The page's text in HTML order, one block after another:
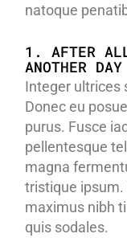
natoque
1. AFTER
ANOTHER DAY
Integer ultrices
Donec eu
purus. Fusce
pellentesque
magna
tristique ipsum.
maximus nibh
quis sodales.